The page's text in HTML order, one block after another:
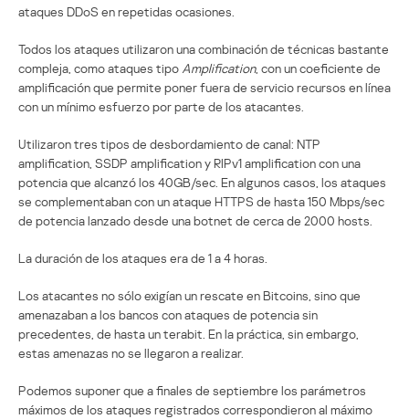
ataques DDoS en repetidas ocasiones.
Todos los ataques utilizaron una combinación de técnicas bastante
compleja, como ataques tipo Amplification, con un coeficiente de
amplificación que permite poner fuera de servicio recursos en línea
con un mínimo esfuerzo por parte de los atacantes.
Utilizaron tres tipos de desbordamiento de canal: NTP
amplification, SSDP amplification y RIPv1 amplification con una
potencia que alcanzó los 40GB/sec. En algunos casos, los ataques
se complementaban con un ataque HTTPS de hasta 150 Mbps/sec
de potencia lanzado desde una botnet de cerca de 2000 hosts.
La duración de los ataques era de 1 a 4 horas.
Los atacantes no sólo exigían un rescate en Bitcoins, sino que
amenazaban a los bancos con ataques de potencia sin
precedentes, de hasta un terabit. En la práctica, sin embargo,
estas amenazas no se llegaron a realizar.
Podemos suponer que a finales de septiembre los parámetros
máximos de los ataques registrados correspondieron al máximo